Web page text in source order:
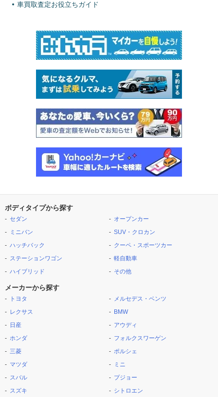
車買取査定お役立ちガイド
ボディタイプから探す
セダン
ミニバン
ハッチバック
ステーションワゴン
ハイブリッド
オープンカー
SUV・クロカン
クーペ・スポーツカー
軽自動車
その他
メーカーから探す
トヨタ
レクサス
日産
ホンダ
三菱
マツダ
スバル
スズキ
メルセデス・ベンツ
BMW
アウディ
フォルクスワーゲン
ポルシェ
ミニ
プジョー
シトロエン